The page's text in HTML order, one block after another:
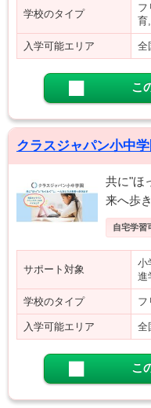
学校のタイプ
フ
育
入学可能エリア 全
こ
クラスジャパン小中学
共に"ほ
来へ歩
自宅学習
サポート対象
小
進
学校のタイプ フ
入学可能エリア 全
こ